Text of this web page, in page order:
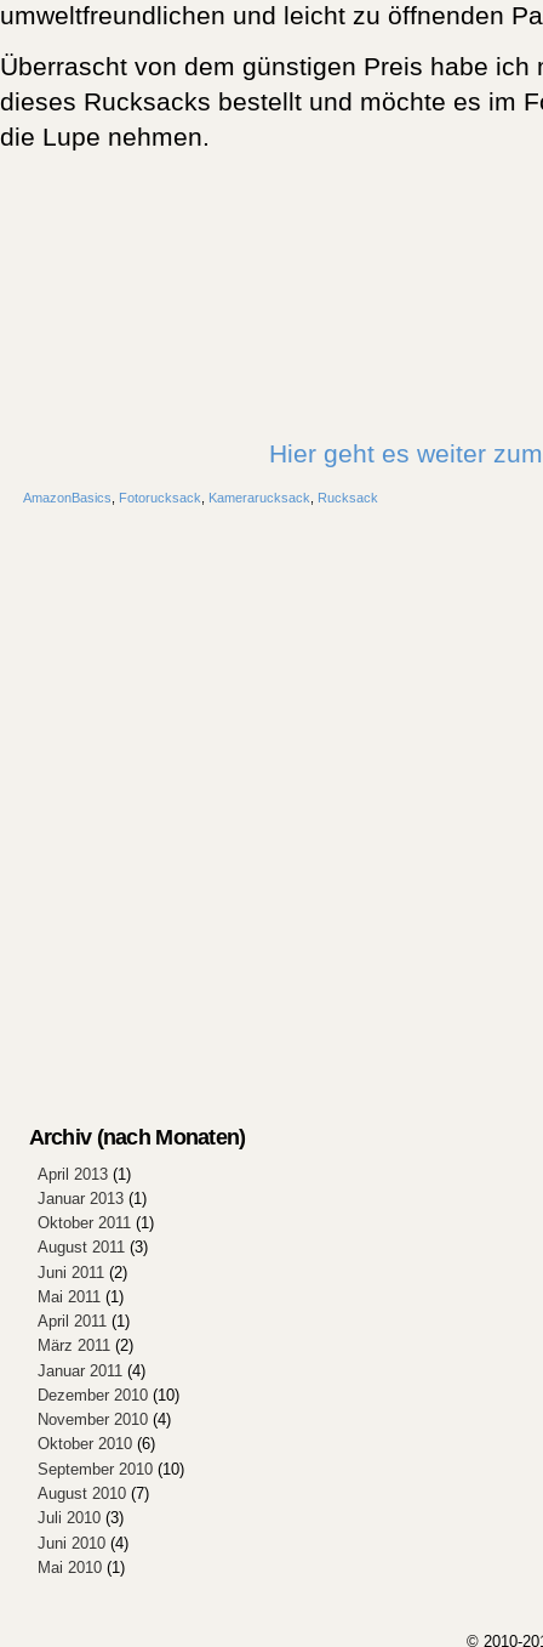
umweltfreundlichen und leicht zu öffnenden
Überrascht von dem günstigen Preis habe ich
dieses Rucksacks bestellt und möchte es im
die Lupe nehmen.
Hier geht es weiter
AmazonBasics Fotorucksack Kamerarucksack Rucksack
Archiv (nach Monaten)
April 2013(1)
Januar 2013(1)
Oktober 2011(1)
August 2011(3)
Juni 2011 (2)
Mai 2011 (1)
April 2011(1)
März 2011(2)
Januar 2011 (4)
Dezember 2010(10)
November 2010(4)
Oktober 2010(6)
September 2010(10)
August 2010(7)
Juli 2010(3)
Juni 2010(4)
Mai 2010(1)
© 2010-